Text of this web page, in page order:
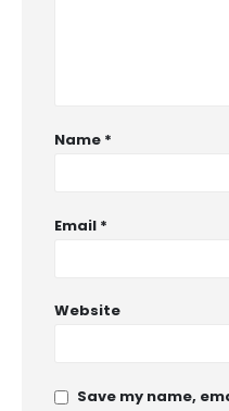
Name *
Email *
Website
Save my name,